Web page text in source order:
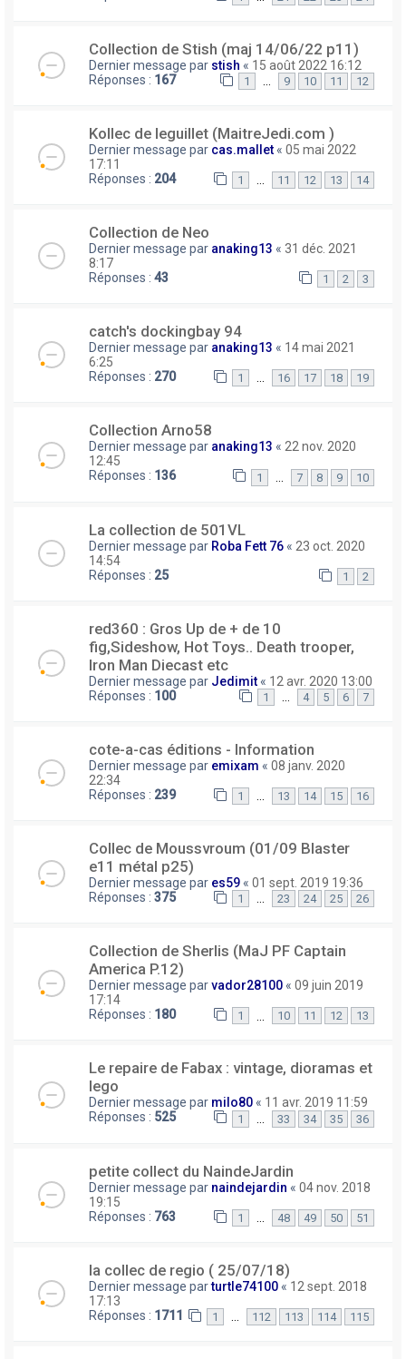
Collection de Stish (maj 14/06/22 p11)
Dernier message par stish « 15 août 2022 16:12
Réponses : 167 1 9 10 11 12
Kollec de leguillet (MaitreJedi.com )
Dernier message par cas.mallet « 05 mai 2022
17:11
Réponses : 204 1 11 12 13 14
Collection de Neo
Dernier message par anaking13 « 31 déc. 2021
8:17
Réponses : 43 1 2 3
catch's dockingbay 94
Dernier message par anaking13 « 14 mai 2021
6:25
Réponses : 270 1 … 16 17 18 19
Collection Arno58
Dernier message par anaking13 « 22 nov. 2020
12:45
Réponses : 136 1 7 8 9 10
La collection de 501VL
Dernier message par Roba Fett 76 « 23 oct. 2020
14:54
Réponses : 25 1 2
red360 : Gros Up de + de 10
fig,Sideshow, Hot Toys.. Death trooper,
Iron Man Diecast etc
Dernier message par Jedimit « 12 avr. 2020 13:00
Réponses : 100 1 4 5 6 7
cote-a-cas éditions - Information
Dernier message par emixam « 08 janv. 2020
22:34
Réponses : 239 1 … 13 14 15 16
Collec de Moussvroum (01/09 Blaster
e11 métal p25)
Dernier message par es59 « 01 sept. 2019 19:36
Réponses : 375 1 … 23 24 25 26
Collection de Sherlis (MaJ PF Captain
America P.12)
Dernier message parvador28100 « 09 juin 2019
17:14
Réponses : 180 1 10 11 12 13
Le repaire de Fabax : vintage, dioramas et
lego
Dernier message par milo80 « 11 avr. 2019 11:59
Réponses : 525 1 33 34 35 36
petite collect du NaindeJardin
Dernier message par naindejardin « 04 nov. 2018
19:15
Réponses : 763 1 48 49 50 51
la collec de regio ( 25/07/18)
Dernier message parturtle74100 « 12 sept. 2018
17:13
Réponses : 1711 1 112 113 114 115